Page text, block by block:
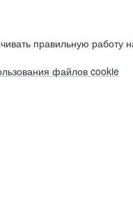
правильную работу
файлов cookie